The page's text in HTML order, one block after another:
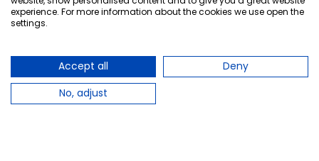
experience. For more information about the cookies we use open the
settings.
Accept all
Deny
No, adjust